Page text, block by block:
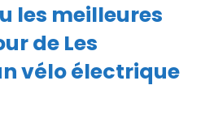
les meilleures
de Les
vélo électrique